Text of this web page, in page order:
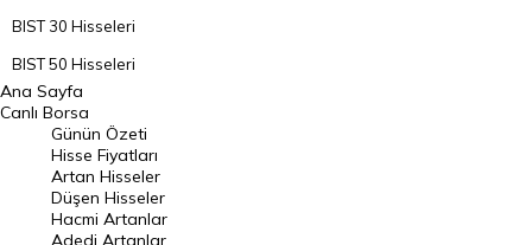
BIST 30 Hisseleri
BIST 50 Hisseleri
BIST 100 Hisseleri
En Çok Artan Hisseler
En Çok Düşen Hisseler
Hacmi Artanlar
Ana Sayfa
Canlı Borsa
Günün Özeti
Hisse Fiyatları
Artan Hisseler
Düşen Hisseler
Hacmi Artanlar
Adedi Artanlar